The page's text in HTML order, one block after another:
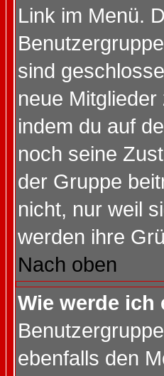
Link im Menü.
sind
neue
indem du auf
noch seine
der Gruppe
nicht, nur weil
werden ihre
Nach oben
Wie werde ich
ebenfalls den